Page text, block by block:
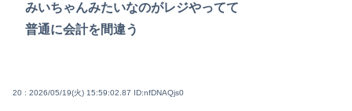
みいちゃんみたいなのがレジやってて
普通に会計を間違う
20 : 2026/05/19(火) 15:59:02.87 ID:nfDNAQjs0